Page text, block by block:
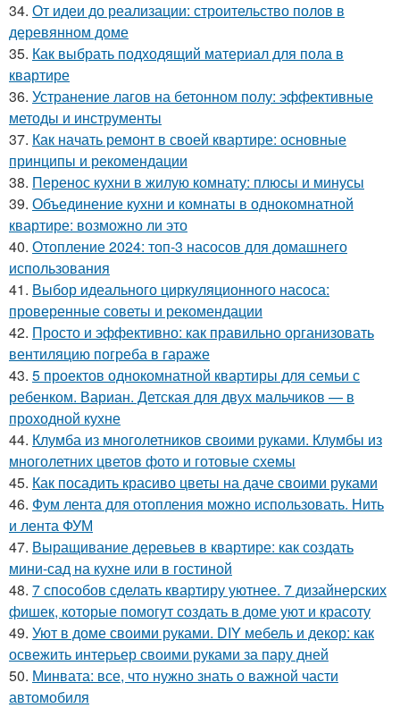
34. От идеи до реализации: строительство полов в
деревянном доме
35. Как выбрать подходящий материал для пола в
квартире
36. Устранение лагов на бетонном полу: эффективные
методы и инструменты
37. Как начать ремонт в своей квартире: основные
принципы и рекомендации
38. Перенос кухни в жилую комнату: плюсы и минусы
39. Объединение кухни и комнаты в однокомнатной
квартире: возможно ли это
40. Отопление 2024: топ-3 насосов для домашнего
использования
41. Выбор идеального циркуляционного насоса:
проверенные советы и рекомендации
42. Просто и эффективно: как правильно организовать
вентиляцию погреба в гараже
43. 5 проектов однокомнатной квартиры для семьи с
ребенком. Вариан. Детская для двух мальчиков — в
проходной кухне
44. Клумба из многолетников своими руками. Клумбы из
многолетних цветов фото и готовые схемы
45. Как посадить красиво цветы на даче своими руками
46. Фум лента для отопления можно использовать. Нить
и лента ФУМ
47. Выращивание деревьев в квартире: как создать
мини-сад на кухне или в гостиной
48. 7 способов сделать квартиру уютнее. 7 дизайнерских
фишек, которые помогут создать в доме уют и красоту
49. Уют в доме своими руками. DIY мебель и декор: как
освежить интерьер своими руками за пару дней
50. Минвата: все, что нужно знать о важной части
автомобиля